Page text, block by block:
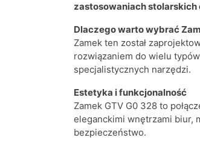
zastosowaniach
Dlaczego warto wybrać
Zamek ten został
rozwiązaniem do wielu
specjalistycznych narzędzi.
Estetyka i funkcjonalność
Zamek GTV G0 328 to
eleganckimi wnętrzami biur,
bezpieczeństwo.